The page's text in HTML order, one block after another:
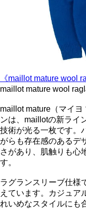
《maillot mature wool
maillot mature wool
maillot mature（マイ
ンは、maillotの新ライ
技術が光る一枚です。
がらも存在感のあるデ
さがあり、肌触りも心
す。
ラグランスリーブ仕様
えています。カジュア
れいめなスタイルにも